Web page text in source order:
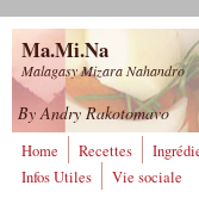
Aller au contenu principal
Ma.Mi.Na
Malagasy Mizara Nahandro
By Andry Rakotomavo
Home Recettes
Infos Utiles
Vie sociale